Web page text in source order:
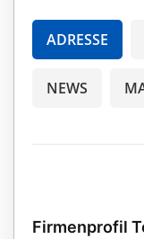
ADRESSE
NEWS
Firmenprofil